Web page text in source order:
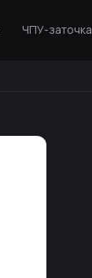
ЧПУ-заточка